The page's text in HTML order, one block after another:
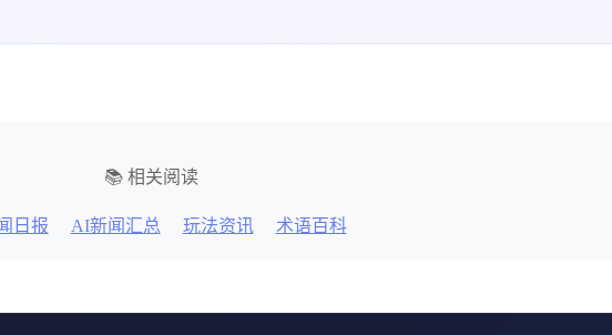
📚 相关阅读
日报 AI新闻汇总 玩法资讯 术语百科